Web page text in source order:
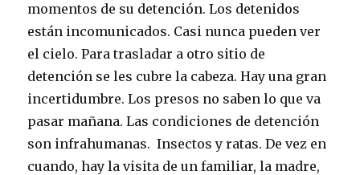
momentos de su detención. Los detenidos
están incomunicados. Casi nunca pueden ver
el cielo. Para trasladar a otro sitio de
detención se les cubre la cabeza. Hay una gran
incertidumbre. Los presos no saben lo que va
pasar mañana. Las condiciones de detención
son infrahumanas. Insectos y ratas. De vez en
cuando, hay la visita de un familiar, la madre,